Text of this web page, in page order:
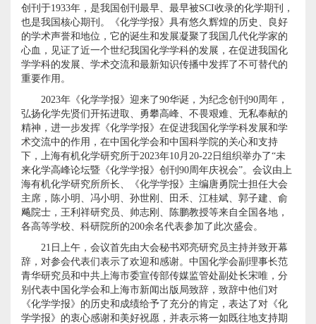
创刊于1933年，是我国创刊最早、最早被SCI收录的化学期刊，
也是我国核心期刊。《化学学报》具有悠久辉煌的历史、良好
的学术声誉和地位，它的诞生和发展凝聚了我国几代化学家的
心血，见证了近一个世纪我国化学学科的发展，在促进我国化
学学科的发展、学术交流和最新知识传播中发挥了不可替代的
重要作用。
2023年《化学学报》迎来了90华诞，为纪念创刊 90周年，
弘扬化学先贤们开拓进取、勇攀高峰、不畏艰难、无私奉献的
精神，进一步发挥《化学学报》在促进我国化学学科发展和学
术交流中的作用，在中国化学会和中国科学院的关心和支持
下，上海有机化学研究所于2023年10月 20-22 日组织举办了“未
来化学高峰论坛暨《化学学报》创刊 90周年庆祝会”。会议由上
海有机化学研究所所长、《化学学报》主编唐勇院士担任大会
主席，陈小明、冯小明、孙世刚、田禾、江桂斌、郭子建、俞
飚院士，王利祥研究员、帅志刚、陈鹏教授等来自全国各地，
各高等学校、科研院所的200余名代表参加了此次盛会。
21 日上午，会议首先由大会秘书邓亮研究员主持并致开幕
辞，对参会代表们表示了欢迎和感谢。中国化学会副理事长范
青华研究员和中共上海市委宣传部传媒监管处副处长宋唯，分
别代表中国化学会和上海市新闻出版局致辞，致辞中他们对
《化学学报》的历史和成绩给予了充分的肯定，表达了对《化
学学报》的衷心感谢和美好祝愿，并表示将一如既往地支持期